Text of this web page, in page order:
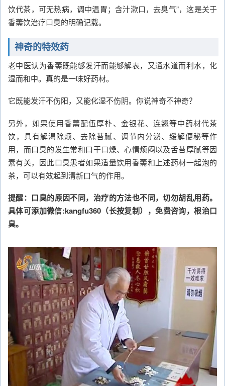
饮代茶，可无热病，调中温胃；含汁漱口，去臭气”，这是关于
香薷饮治疗口臭的明确记载。
神奇的特效药
老中医认为香薷既能够发汗而能够解表，又通水道而利水，化
湿而和中。真的是一味好药材。
它既能发汗不伤阳，又能化湿不伤阴。你说神奇不神奇？
另外，如果使用香薷配伍厚朴、金银花、连翘等中药材代茶
饮，具有解渴除烦、去除苔腻、调节内分泌、缓解便秘等作
用，而口臭的发生常和口干口燥、心情烦闷以及舌苔厚腻等因
素有关，因此口臭患者如果适量饮用香薷和上述药材一起泡的
茶，可以有效起到清新口气的作用。
提醒：口臭的原因不同，治疗的方法也不同，切勿胡乱用药。
具体可添加微信:kangfu360（长按复制），免费咨询，根治口
臭。